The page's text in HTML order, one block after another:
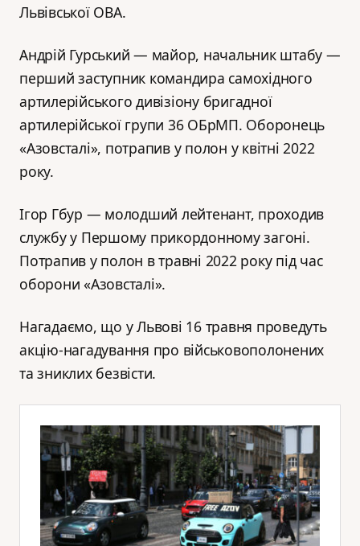
Львівської ОВА.
Андрій Гурський — майор, начальник штабу —
перший заступник командира самохідного
артилерійського дивізіону бригадної
артилерійської групи 36 ОБрМП. Оборонець
«Азовсталі», потрапив у полон у квітні 2022
року.
Ігор Гбур — молодший лейтенант, проходив
службу у Першому прикордонному загоні.
Потрапив у полон в травні 2022 року під час
оборони «Азовсталі».
Нагадаємо, що у Львові 16 травня проведуть
акцію-нагадування про військовополонених
та зниклих безвісти.